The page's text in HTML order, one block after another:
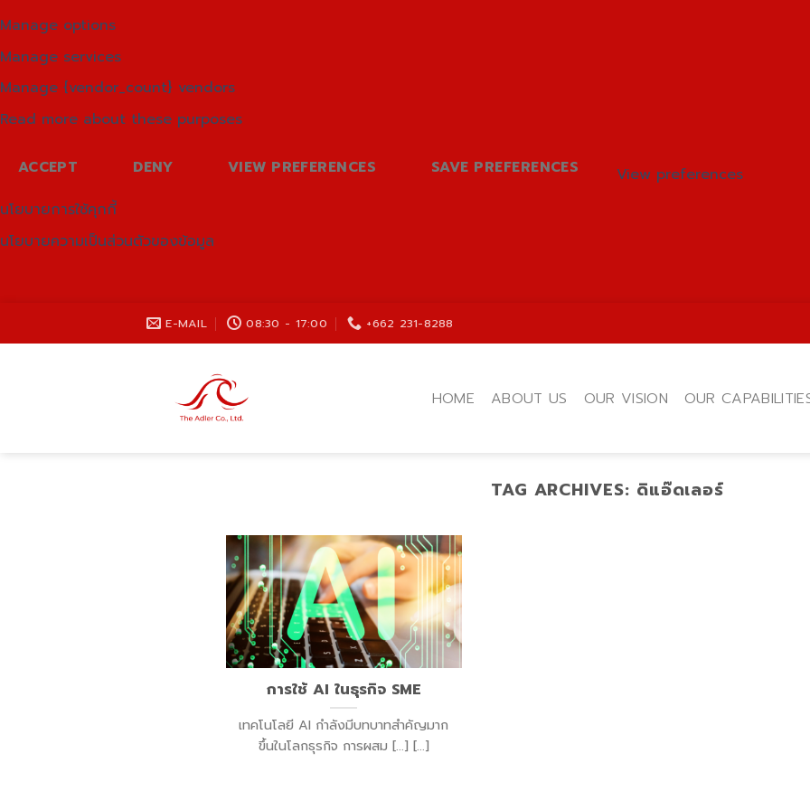
Manage options
Manage services
Manage {vendor_count} vendors
Read more about these purposes
ACCEPT DENY VIEW PREFERENCES SAVE PREFERENCES
View preferences
นโยบายการใช้คุกกี้
นโยบายความเป็นส่วนตัวของข้อมูล
E-MAIL 08:30 - 17:00 +662 231-8288
HOME ABOUT US OUR VISION OUR
TAG ARCHIVES: ดิแอ๊ดเลอร์
การใช้ AI ในธุรกิจ SME
เทคโนโลยี AI กำลังมีบทบาทสำคัญมาก
ขึ้นในโลกธุรกิจ การผสม [...] [...]